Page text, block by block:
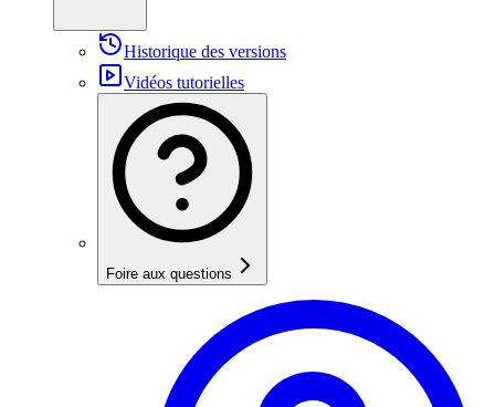
Historique des versions
Vidéos tutorielles
Foire aux questions